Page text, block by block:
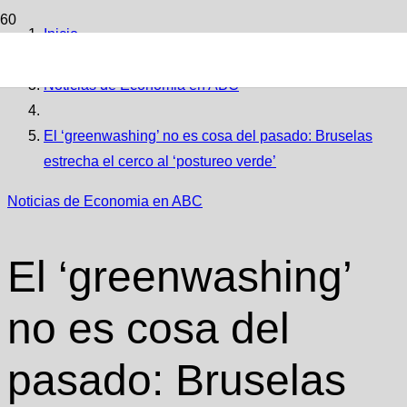
Inicio
Noticias de Economia en ABC
El ‘greenwashing’ no es cosa del pasado: Bruselas
estrecha el cerco al ‘postureo verde’
Noticias de Economia en ABC
El ‘greenwashing’
no es cosa del
pasado: Bruselas